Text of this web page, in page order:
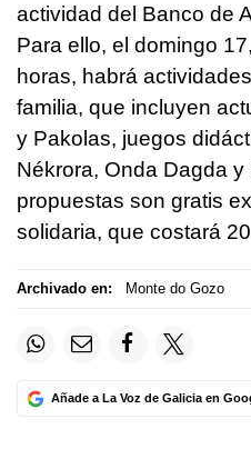
actividad del Banco de
Para ello, el domingo
horas, habrá
familia, que incluyen
y Pakolas, juegos
Nékrora, Onda Dagda
propuestas son gratis
solidaria, que costará
Archivado en: Monte do Gozo
Añade a La Voz de Galicia en